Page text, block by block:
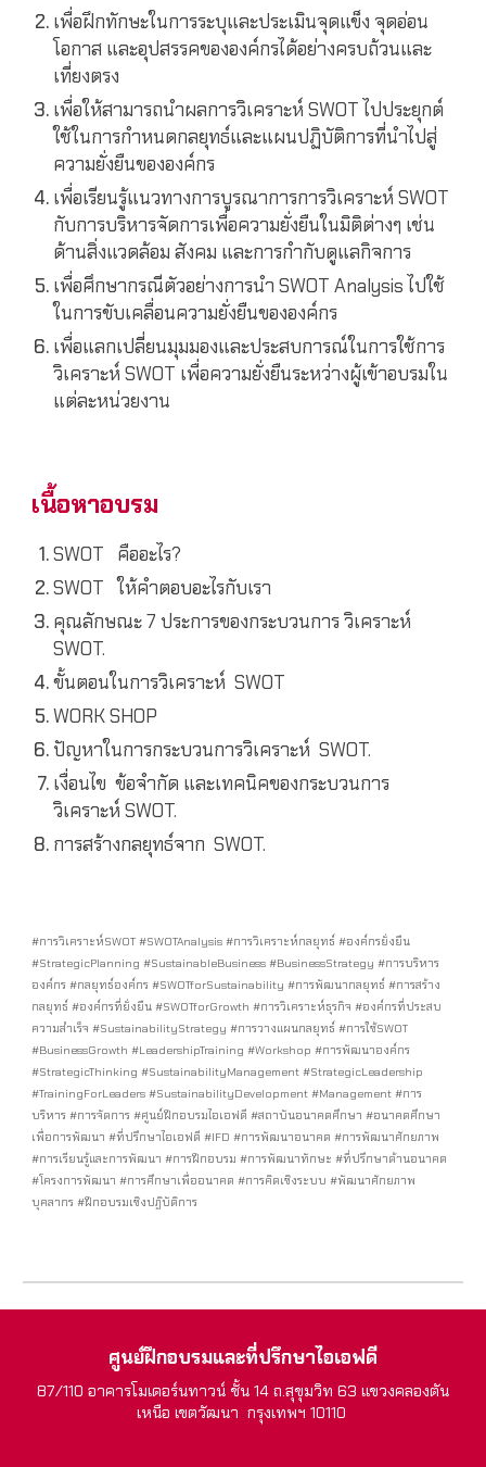
เพื่อฝึกทักษะในการระบุและประเมินจุดแข็ง จุดอ่อน
โอกาส และอุปสรรคขององค์กรได้อย่างครบถ้วนและ
เที่ยงตรง
เพื่อให้สามารถนำผลการวิเคราะห์ SWOT ไปประยุกต์
ใช้ในการกำหนดกลยุทธ์และแผนปฏิบัติการที่นำไปสู่
ความยั่งยืนขององค์กร
เพื่อเรียนรู้แนวทางการบูรณาการการวิเคราะห์ SWOT
กับการบริหารจัดการเพื่อความยั่งยืนในมิติต่างๆ เช่น
ด้านสิ่งแวดล้อม สังคม และการกำกับดูแลกิจการ
เพื่อศึกษากรณีตัวอย่างการนำ SWOT Analysis ไปใช้
ในการขับเคลื่อนความยั่งยืนขององค์กร
เพื่อแลกเปลี่ยนมุมมองและประสบการณ์ในการใช้การ
วิเคราะห์ SWOT เพื่อความยั่งยืนระหว่างผู้เข้าอบรมใน
แต่ละหน่วยงาน
เนื้อหาอบรม
SWOT คืออะไร?
SWOT ให้คำตอบอะไรกับเรา
คุณลักษณะ 7 ประการของกระบวนการ วิเคราะห์
SWOT.
ขั้นตอนในการวิเคราะห์ SWOT
WORK SHOP
ปัญหาในการกระบวนการวิเคราะห์ SWOT.
เงื่อนไข ข้อจำกัด และเทคนิคของกระบวนการ
วิเคราะห์ SWOT.
การสร้างกลยุทธ์จาก SWOT.
#การวิเคราะห์SWOT #SWOTAnalysis #การวิเคราะห์กลยุทธ์ #องค์กรยั่งยืน
#StrategicPlanning #SustainableBusiness #BusinessStrategy #การบริหาร
องค์กร #กลยุทธ์องค์กร #SWOTforSustainability #การพัฒนากลยุทธ์ #การสร้าง
กลยุทธ์ #องค์กรที่ยั่งยืน #SWOTforGrowth #การวิเคราะห์ธุรกิจ #องค์กรที่ประสบ
ความสำเร็จ #SustainabilityStrategy #การวางแผนกลยุทธ์ #การใช้SWOT
#BusinessGrowth #LeadershipTraining #Workshop #การพัฒนาองค์กร
#StrategicThinking #SustainabilityManagement #StrategicLeadership
#TrainingForLeaders #SustainabilityDevelopment #Management #การ
บริหาร #การจัดการ #ศูนย์ฝึกอบรมไอเอฟดี #สถาบันอนาคตศึกษา #อนาคตศึกษา
เพื่อการพัฒนา #ที่ปรึกษาไอเอฟดี #IFD #การพัฒนาอนาคต #การพัฒนาศักยภาพ
#การเรียนรู้และการพัฒนา #การฝึกอบรม #การพัฒนาทักษะ #ที่ปรึกษาด้านอนาคต
#โครงการพัฒนา #การศึกษาเพื่ออนาคต #การคิดเชิงระบบ #พัฒนาศักยภาพ
บุคลากร #ฝึกอบรมเชิงปฏิบัติการ
ศูนย์ฝึกอบรมและที่ปรึกษาไอเอฟดี
87/110 อาคารโมเดอร์นทาวน์ ชั้น 14 ถ.สุขุมวิท 63 แขวงคลองตัน
เหนือ เขตวัฒนา กรุงเทพฯ 10110